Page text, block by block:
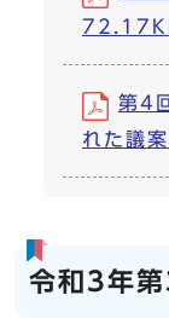
第4
れた議
令和3年